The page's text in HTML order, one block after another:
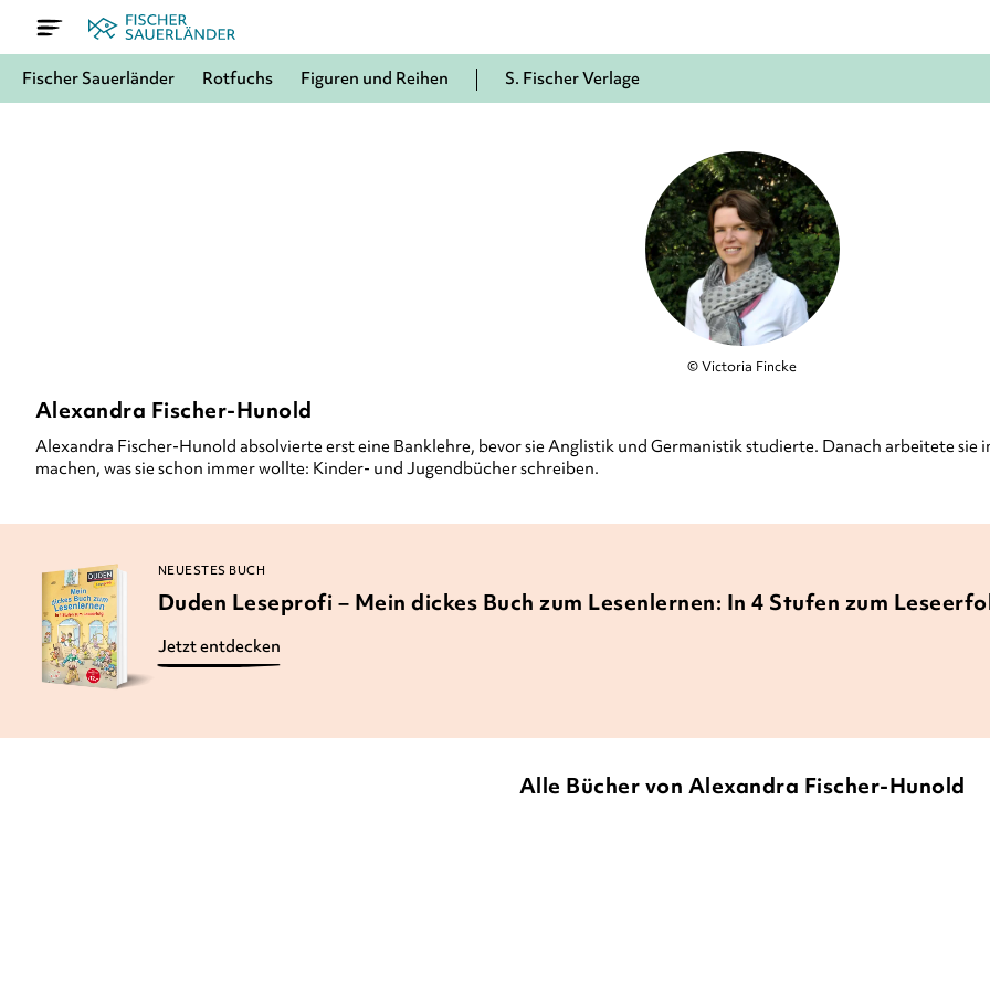
Fischer Sauerländer Rotfuchs Figuren und Reihen S. Fischer Verlage
© Victoria Fincke
Alexandra Fischer-Hunold
Alexandra Fischer-Hunold absolvierte erst eine Banklehre, bevor sie Anglistik und Germanistik studierte. Danach arbeitete sie
machen, was sie schon immer wollte: Kinder- und Jugendbücher schreiben.
NEUESTES BUCH
Duden Leseprofi – Mein dickes Buch zum Lesenlernen: In 4 Stufen zum
Jetzt entdecken
Alle Bücher von Alexandra Fischer-Hunold